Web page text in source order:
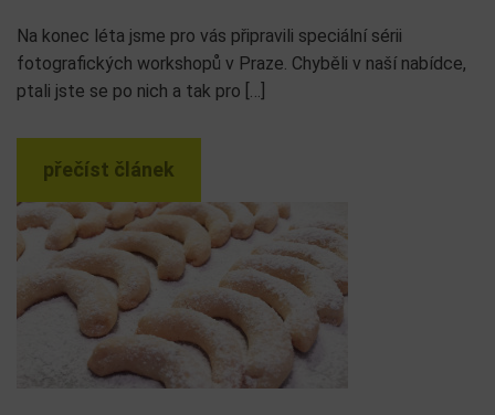
Na konec léta jsme pro vás připravili speciální sérii
fotografických workshopů v Praze. Chyběli v naší nabídce,
ptali jste se po nich a tak pro […]
přečíst článek